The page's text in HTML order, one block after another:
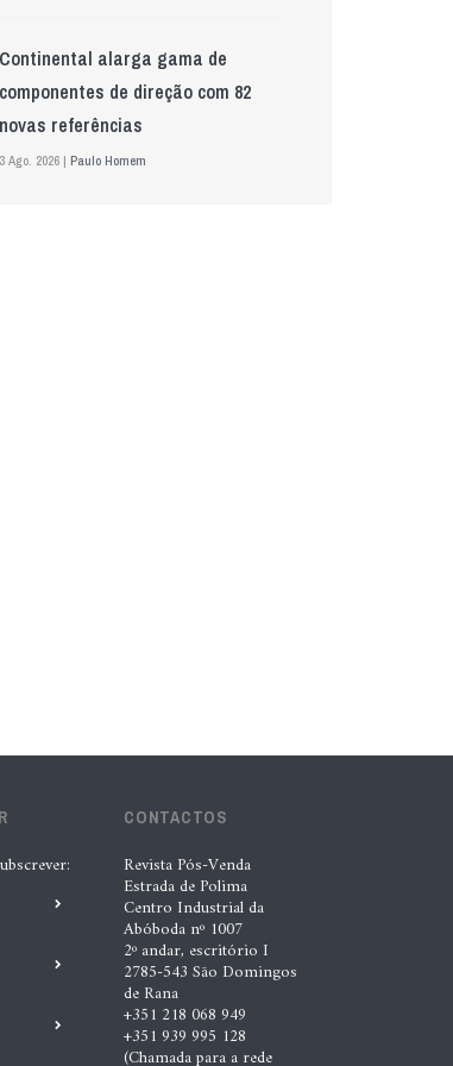
Continental alarga gama de
componentes de direção com 82
novas referências
3 Ago. 2026 | Paulo Homem
4 Ago. 2026 | Nádia Conceição
Automechanika marca nova fase da
expansão europeia da XTOOL
Nádia Conceição
CONTACTOS
Revista Pós-Venda
Estrada de Polima
Centro Industrial da
Abóboda nº 1007
2º andar, escritório I
2785-543 São Domingos
de Rana
+351 218 068 949
+351 939 995 128
(Chamada para a rede